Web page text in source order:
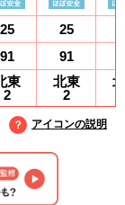
25
91
東
2
25
91
北東
2
アイコンの説明